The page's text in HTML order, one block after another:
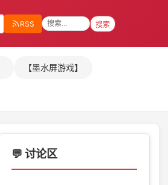
RSS 搜索
【墨水屏游戏】
💬 讨论区